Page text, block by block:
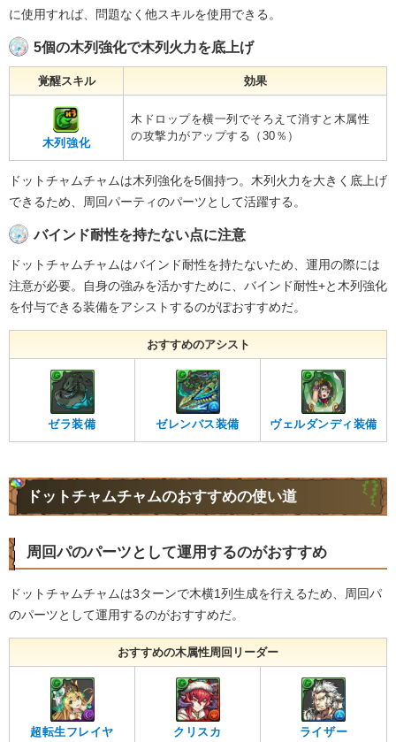
に使用すれば、問題なく他スキルを使用できる。
5個の木列強化で木列火力を底上げ
覚醒スキル 効果
木列強化
木ドロップを横一列でそろえて消すと木属性
の攻撃力がアップする（30％）
ドットチャムチャムは木列強化を5個持つ。木列火力を大きく底上げ
できるため、周回パーティのパーツとして活躍する。
バインド耐性を持たない点に注意
ドットチャムチャムはバインド耐性を持たないため、運用の際には
注意が必要。自身の強みを活かすために、バインド耐性+と木列強化
を付与できる装備をアシストするのがぽおすすめだ。
おすすめのアシスト
ゼラ装備 ゼレンバス装備 ヴェルダンディ装備
ドットチャムチャムのおすすめの使い道
周回パのパーツとして運用するのがおすすめ
ドットチャムチャムは3ターンで木横1列生成を行えるため、周回パ
のパーツとして運用するのがおすすめだ。
おすすめの木属性周回リーダー
超転生フレイヤ クリスカ ライザー